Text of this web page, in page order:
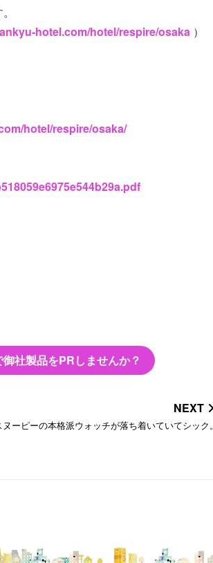
hotel.com/hotel/respire/osaka ）
hotel/respire/osaka/
社製品をPRしませんか？
NEXT
ヌーピーの本格派ウォッチが落ち着いていてシック。